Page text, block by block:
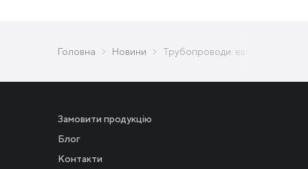
Головна Новини Трубопроводи: еволюція
Замовити продукцію
Блог
Контакти